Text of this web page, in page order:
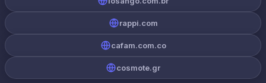
rappi.com
cafam.com.co
cosmote.gr